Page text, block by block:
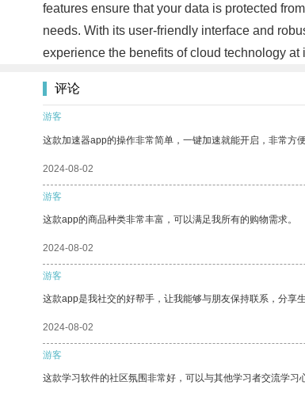
features ensure that your data is protected
needs. With its user-friendly interface and
experience the benefits of cloud technology at
评论
游客
这款加速器app的操作非常简单，一键加速就能开启，非常方便
2024-08-02
游客
这款app的商品种类非常丰富，可以满足我所有的购物需求。
2024-08-02
游客
这款app是我社交的好帮手，让我能够与朋友保持联系，分享生
2024-08-02
游客
这款学习软件的社区氛围非常好，可以与其他学习者交流学习